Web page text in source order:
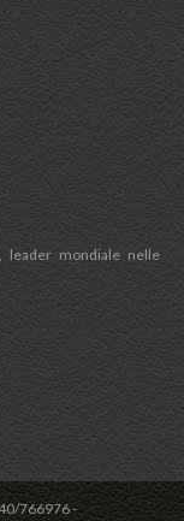
leader mondiale nelle
766976 -